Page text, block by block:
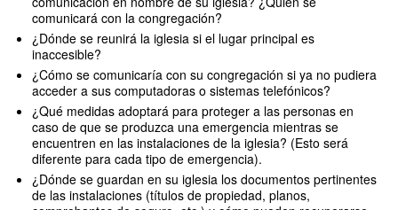
comunicará con la congregación?
¿Dónde se reunirá la iglesia si el lugar principal es
inaccesible?
¿Cómo se comunicaría con su congregación si ya no pudiera
acceder a sus computadoras o sistemas telefónicos?
¿Qué medidas adoptará para proteger a las personas en
caso de que se produzca una emergencia mientras se
encuentren en las instalaciones de la iglesia? (Esto será
diferente para cada tipo de emergencia).
¿Dónde se guardan en su iglesia los documentos pertinentes
de las instalaciones (títulos de propiedad, planos,